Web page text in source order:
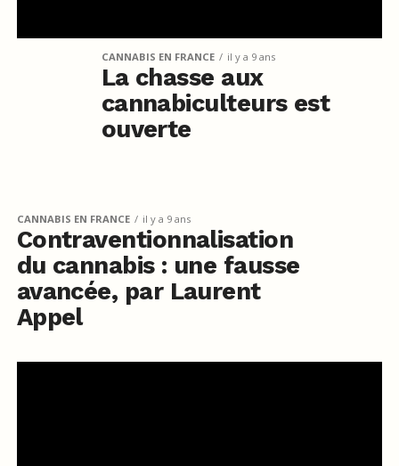
CANNABIS EN FRANCE il y a 9 ans
La chasse aux
cannabiculteurs est
ouverte
CANNABIS EN FRANCE il y a 9 ans
Contraventionnalisation
du cannabis : une fausse
avancée, par Laurent
Appel